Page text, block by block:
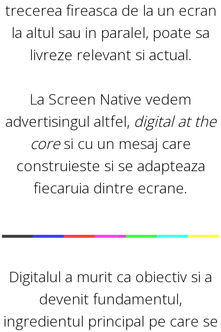
trecerea fireasca de la un ecran
la altul sau in paralel, poate sa
livreze relevant si actual.
La Screen Native vedem
advertisingul altfel, digital at the
coresi cu un mesaj care
construieste si se adapteaza
fiecaruia dintre ecrane.
Digitalul a murit ca obiectiv si a
devenit fundamentul,
ingredientul principal pe care se